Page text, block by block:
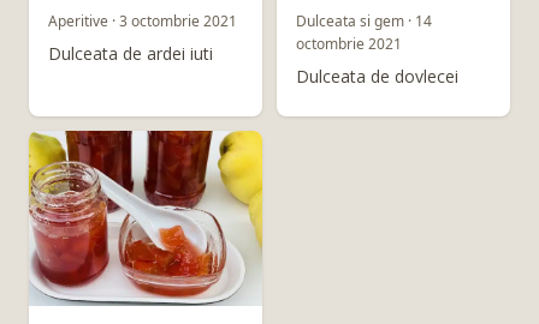
Aperitive · 3 octombrie 2021
Dulceata de ardei iuti
Dulceata si gem · 14
octombrie 2021
Dulceata de dovlecei